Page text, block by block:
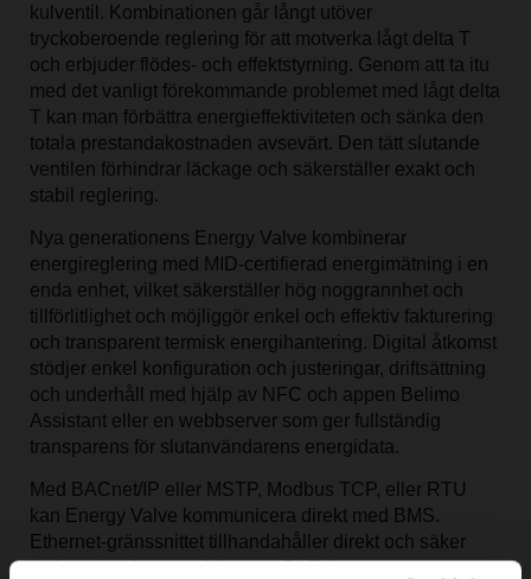
kulventil. Kombinationen går långt utöver
tryckoberoende reglering för att motverka lågt delta T
och erbjuder flödes- och effektstyrning. Genom att ta itu
med det vanligt förekommande problemet med lågt delta
T kan man förbättra energieffektiviteten och sänka den
totala prestandakostnaden avsevärt. Den tätt slutande
ventilen förhindrar läckage och säkerställer exakt och
stabil reglering.
Nya generationens Energy Valve kombinerar
energireglering med MID-certifierad energimätning i en
enda enhet, vilket säkerställer hög noggrannhet och
tillförlitlighet och möjliggör enkel och effektiv fakturering
och transparent termisk energihantering. Digital åtkomst
stödjer enkel konfiguration och justeringar, driftsättning
och underhåll med hjälp av NFC och appen Belimo
Assistant eller en webbserver som ger fullständig
transparens för slutanvändarens energidata.
Med BACnet/IP eller MSTP, Modbus TCP, eller RTU
kan Energy Valve kommunicera direkt med BMS.
Ethernet-gränssnittet tillhandahåller direkt och säker
molnanslutning samtidigt som PoE (power over